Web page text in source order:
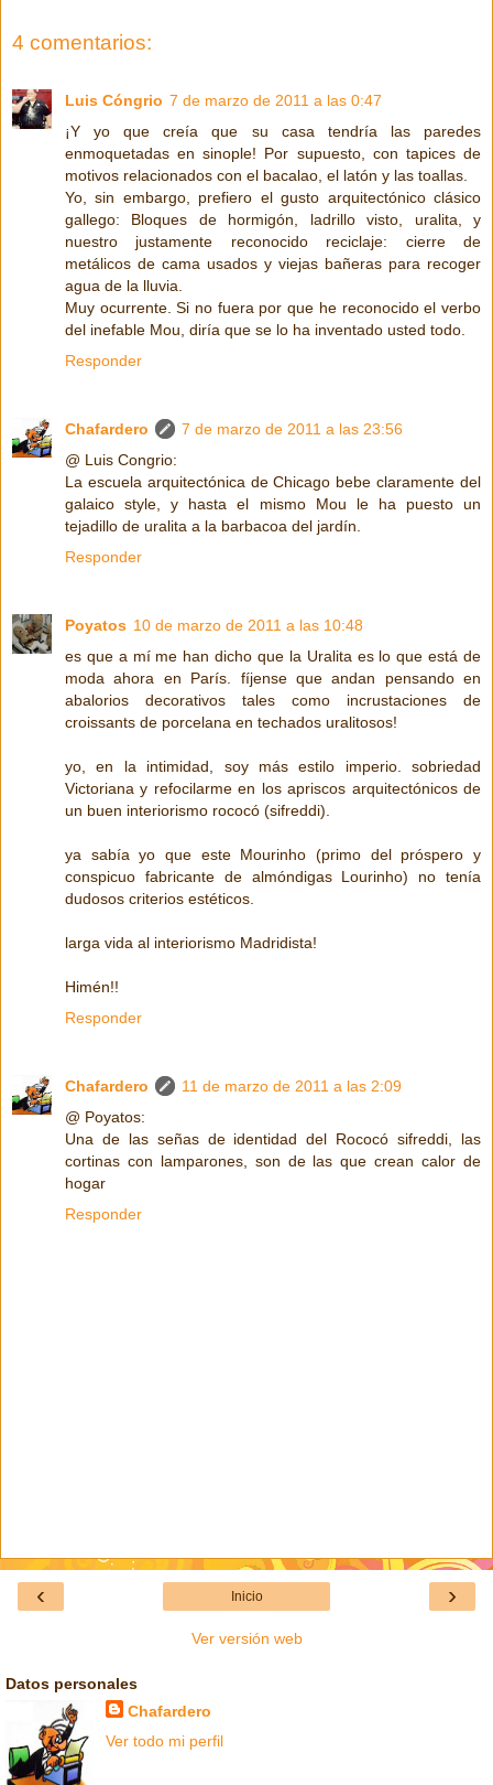
4 comentarios:
Luis Cóngrio 7 de marzo de 2011 a las 0:47
¡Y yo que creía que su casa tendría las paredes
enmoquetadas en sinople! Por supuesto, con tapices de
motivos relacionados con el bacalao, el latón y las toallas.
Yo, sin embargo, prefiero el gusto arquitectónico clásico
gallego: Bloques de hormigón, ladrillo visto, uralita, y
nuestro justamente reconocido reciclaje: cierre de
metálicos de cama usados y viejas bañeras para recoger
agua de la lluvia.
Muy ocurrente. Si no fuera por que he reconocido el verbo
del inefable Mou, diría que se lo ha inventado usted todo.
Responder
Chafardero
7 de marzo de 2011 a las 23:56
@ Luis Congrio:
La escuela arquitectónica de Chicago bebe claramente del
galaico style, y hasta el mismo Mou le ha puesto un
tejadillo de uralita a la barbacoa del jardín.
Responder
Poyatos 10 de marzo de 2011 a las 10:48
es que a mí me han dicho que la Uralita es lo que está de
moda ahora en París. fíjense que andan pensando en
abalorios decorativos tales como incrustaciones de
croissants de porcelana en techados uralitosos!
yo, en la intimidad, soy más estilo imperio. sobriedad
Victoriana y refocilarme en los apriscos arquitectónicos de
un buen interiorismo rococó (sifreddi).
ya sabía yo que este Mourinho (primo del próspero y
conspicuo fabricante de almóndigas Lourinho) no tenía
dudosos criterios estéticos.
larga vida al interiorismo Madridista!
Himén!!
Responder
Chafardero
11 de marzo de 2011 a las 2:09
@ Poyatos:
Una de las señas de identidad del Rococó sifreddi, las
cortinas con lamparones, son de las que crean calor de
hogar
Responder
‹ ›
Inicio
Ver versión web
Datos personales
Chafardero
Ver todo mi perfil